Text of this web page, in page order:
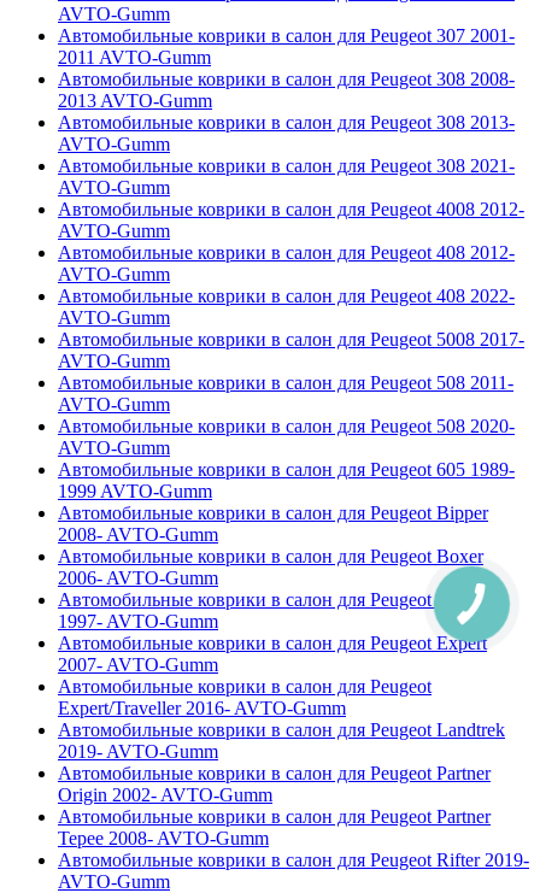
AVTO-Gumm
Автомобильные коврики в салон для Peugeot 307 2001-
2011 AVTO-Gumm
Автомобильные коврики в салон для Peugeot 308 2008-
2013 AVTO-Gumm
Автомобильные коврики в салон для Peugeot 308 2013-
AVTO-Gumm
Автомобильные коврики в салон для Peugeot 308 2021-
AVTO-Gumm
Автомобильные коврики в салон для Peugeot 4008 2012-
AVTO-Gumm
Автомобильные коврики в салон для Peugeot 408 2012-
AVTO-Gumm
Автомобильные коврики в салон для Peugeot 408 2022-
AVTO-Gumm
Автомобильные коврики в салон для Peugeot 5008 2017-
AVTO-Gumm
Автомобильные коврики в салон для Peugeot 508 2011-
AVTO-Gumm
Автомобильные коврики в салон для Peugeot 508 2020-
AVTO-Gumm
Автомобильные коврики в салон для Peugeot 605 1989-
1999 AVTO-Gumm
Автомобильные коврики в салон для Peugeot Bipper
2008- AVTO-Gumm
Автомобильные коврики в салон для Peugeot Boxer
2006- AVTO-Gumm
Автомобильные коврики в салон для Peugeot Expert
1997- AVTO-Gumm
Автомобильные коврики в салон для Peugeot Expert
2007- AVTO-Gumm
Автомобильные коврики в салон для Peugeot
Expert/Traveller 2016- AVTO-Gumm
Автомобильные коврики в салон для Peugeot Landtrek
2019- AVTO-Gumm
Автомобильные коврики в салон для Peugeot Partner
Origin 2002- AVTO-Gumm
Автомобильные коврики в салон для Peugeot Partner
Tepee 2008- AVTO-Gumm
Автомобильные коврики в салон для Peugeot Rifter 2019-
AVTO-Gumm